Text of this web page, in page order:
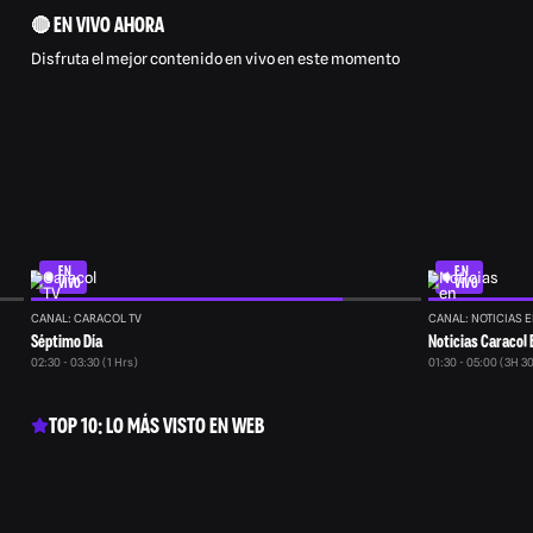
🔴 EN VIVO AHORA
Disfruta el mejor contenido en vivo en este momento
EN
VIVO
CANAL: CARACOL TV
Séptimo Día
02:30 - 03:30 (1 Hrs)
EN
VIVO
CANAL: NOTICIAS
Noticias Caracol
01:30 - 05:00 (3H
TOP 10: LO MÁS VISTO EN WEB